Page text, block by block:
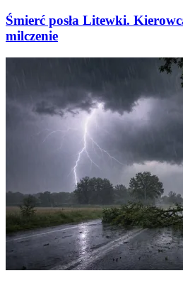
Śmierć posła Litewki.
milczenie